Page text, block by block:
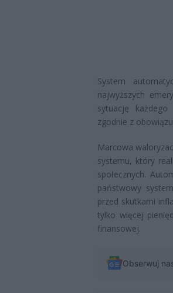
System
najwyższych
sytuację każdego
zgodnie z
Marcowa
systemu, który
społecznych.
państwowy
przed skutkami
tylko więcej
finansowej.
Obserwuj